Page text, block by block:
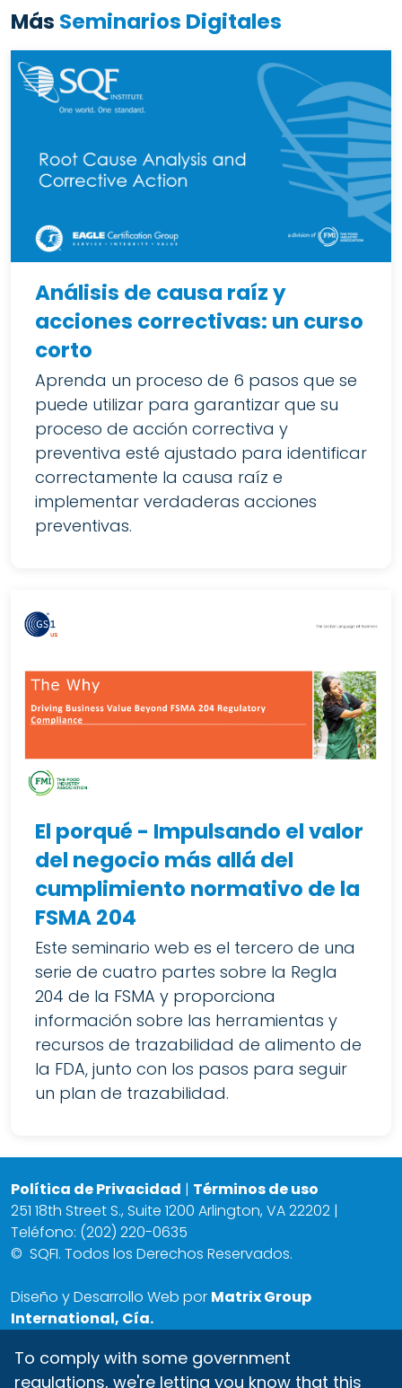
Más Seminarios Digitales
Análisis de causa raíz y
acciones correctivas: un curso
corto
Aprenda un proceso de 6 pasos que se
puede utilizar para garantizar que su
proceso de acción correctiva y
preventiva esté ajustado para identificar
correctamente la causa raíz e
implementar verdaderas acciones
preventivas.
El porqué - Impulsando el valor
del negocio más allá del
cumplimiento normativo de la
FSMA 204
Este seminario web es el tercero de una
serie de cuatro partes sobre la Regla
204 de la FSMA y proporciona
información sobre las herramientas y
recursos de trazabilidad de alimento de
la FDA, junto con los pasos para seguir
un plan de trazabilidad.
Política de Privacidad | Términos de uso
251 18th Street S., Suite 1200 Arlington, VA 22202 |
Teléfono: (202) 220-0635
© SQFI. Todos los Derechos Reservados.
Diseño y Desarrollo Web por Matrix Group
International, Cía.
To comply with some government
regulations, we're letting you know that this